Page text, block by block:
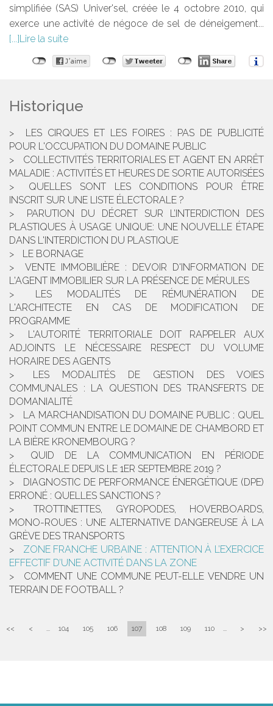
simplifiée (SAS) Univer'sel, créée le 4 octobre 2010, qui
exerce une activité de négoce de sel de déneigement...
Lire la suite
Historique
LES CIRQUES ET LES FOIRES : PAS DE PUBLICITÉ
POUR L'OCCUPATION DU DOMAINE PUBLIC
COLLECTIVITÉS TERRITORIALES ET AGENT EN ARRÊT
MALADIE : ACTIVITÉS ET HEURES DE SORTIE AUTORISÉES
QUELLES SONT LES CONDITIONS POUR ÊTRE
INSCRIT SUR UNE LISTE ÉLECTORALE ?
PARUTION DU DÉCRET SUR L’INTERDICTION DES
PLASTIQUES À USAGE UNIQUE: UNE NOUVELLE ÉTAPE
DANS L'INTERDICTION DU PLASTIQUE
LE BORNAGE
VENTE IMMOBILIÈRE : DEVOIR D'INFORMATION DE
L'AGENT IMMOBILIER SUR LA PRÉSENCE DE MÉRULES
LES MODALITÉS DE RÉMUNÉRATION DE
L'ARCHITECTE EN CAS DE MODIFICATION DE
PROGRAMME
L'AUTORITÉ TERRITORIALE DOIT RAPPELER AUX
ADJOINTS LE NÉCESSAIRE RESPECT DU VOLUME
HORAIRE DES AGENTS
LES MODALITÉS DE GESTION DES VOIES
COMMUNALES : LA QUESTION DES TRANSFERTS DE
DOMANIALITÉ
LA MARCHANDISATION DU DOMAINE PUBLIC : QUEL
POINT COMMUN ENTRE LE DOMAINE DE CHAMBORD ET
LA BIÈRE KRONEMBOURG ?
QUID DE LA COMMUNICATION EN PÉRIODE
ÉLECTORALE DEPUIS LE 1ER SEPTEMBRE 2019 ?
DIAGNOSTIC DE PERFORMANCE ÉNERGÉTIQUE (DPE)
ERRONÉ : QUELLES SANCTIONS ?
TROTTINETTES, GYROPODES, HOVERBOARDS,
MONO-ROUES : UNE ALTERNATIVE DANGEREUSE À LA
GRÈVE DES TRANSPORTS
ZONE FRANCHE URBAINE : ATTENTION À L’EXERCICE
EFFECTIF D’UNE ACTIVITÉ DANS LA ZONE
COMMENT UNE COMMUNE PEUT-ELLE VENDRE UN
TERRAIN DE FOOTBALL ?
<< < ... 104 105 106 107 108 109 110 ... > >>